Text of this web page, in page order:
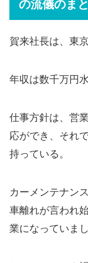
の流儀のま
賀来社長は、東
年収は数千万円
仕事方針は、営
応ができ、それ
持っている。
カーメンテナン
車離れが言われ
業になっていまし